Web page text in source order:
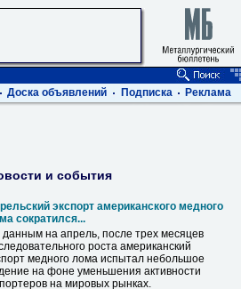
Доска объявлений Подписка Реклама
и события
экспорт американского медного
сократился...
данным на апрель, после трех месяцев
роста американский
медного лома испытал небольшое
на фоне уменьшения активности
на мировых рынках.